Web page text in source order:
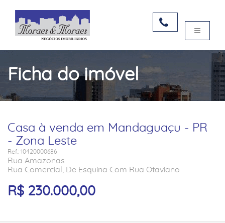
Ficha do imóvel
Casa à venda em Mandaguaçu - PR
- Zona Leste
Ref.: 10420000686
Rua Amazonas
Rua Comercial, De Esquina Com Rua Otaviano
R$ 230.000,00